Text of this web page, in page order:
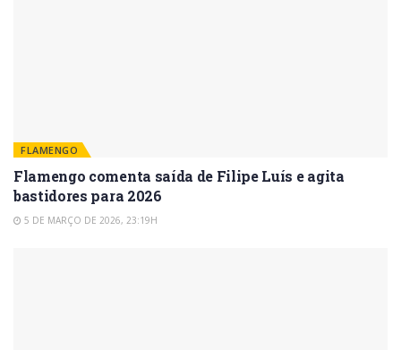
FLAMENGO
Flamengo comenta saída de Filipe Luís e agita
bastidores para 2026
5 DE MARÇO DE 2026, 23:19H